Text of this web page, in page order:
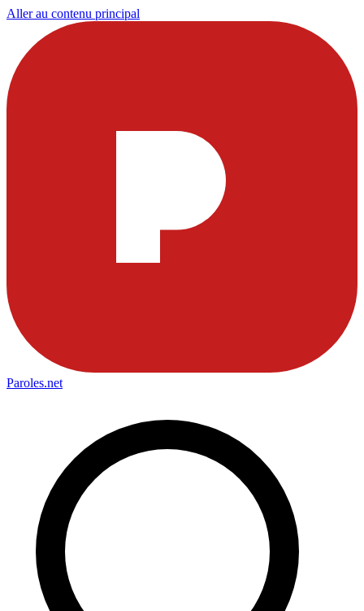
Aller au contenu principal
Paroles.net